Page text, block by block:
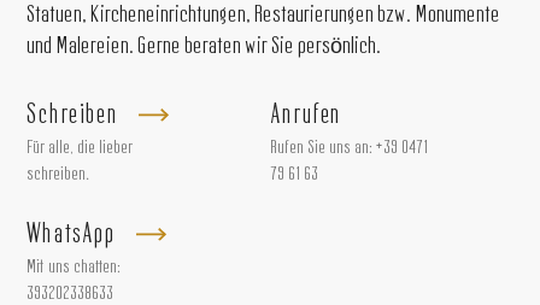
Statuen, Kircheneinrichtungen, Restaurierungen bzw. Monumente
und Malereien. Gerne beraten wir Sie persönlich.
Schreiben
Für alle, die lieber
schreiben.
Anrufen
Rufen Sie uns an: +39 0471
79 61 63
WhatsApp
Mit uns chatten:
393202338633